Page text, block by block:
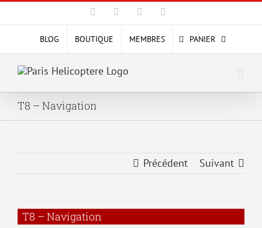
Passer
contenu
Facebook YouTube
BLOG BOUTIQUE MEMBRES PANIER
T8 – Navigation
Précédent Suivant
T8 – Navigation